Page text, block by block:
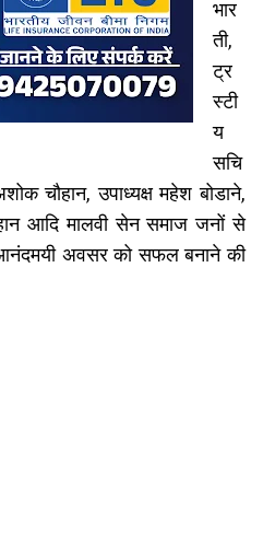
भार
ती,
ट्र
स्टी
य
सचि
चौहान, उपाध्यक्ष महेश बोडाने,
आदि मालवी सेन समाज जनों से
अवसर को सफल बनाने की